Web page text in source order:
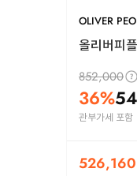
OLIVER
올리버피
852,000
36%
관부가세 포함
526,160